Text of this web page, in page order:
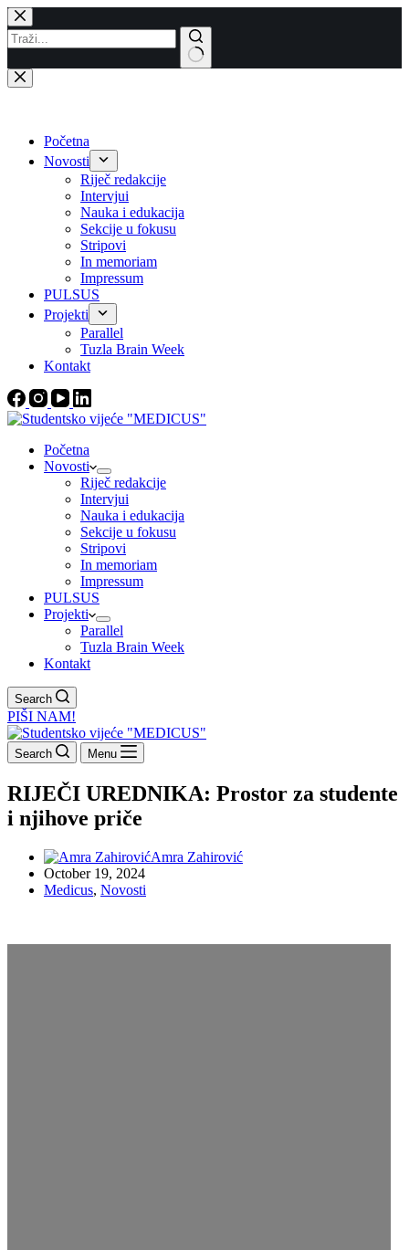
Skip
to
content
No
results
Početna
Novosti
Riječ redakcije
Intervjui
Nauka i edukacija
Sekcije u fokusu
Stripovi
In memoriam
Impressum
PULSUS
Projekti
Parallel
Tuzla Brain Week
Kontakt
Početna
Novosti
Riječ redakcije
Intervjui
Nauka i edukacija
Sekcije u fokusu
Stripovi
In memoriam
Impressum
PULSUS
Projekti
Parallel
Tuzla Brain Week
Kontakt
Search
PIŠI NAM!
Search Menu
RIJEČI UREDNIKA: Prostor za studente
i njihove priče
Amra Zahirović
October 19, 2024
Medicus, Novosti